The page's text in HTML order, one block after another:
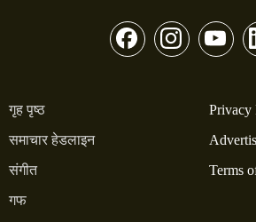
गृह पृष्ठ
समाचार हेडलाइन
संगीत
गफ
Privacy
Terms